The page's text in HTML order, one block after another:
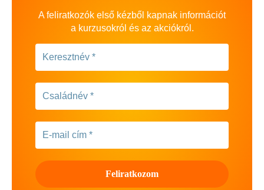
A feliratkozók első kézből kapnak információt
a kurzusokról és az akciókról.